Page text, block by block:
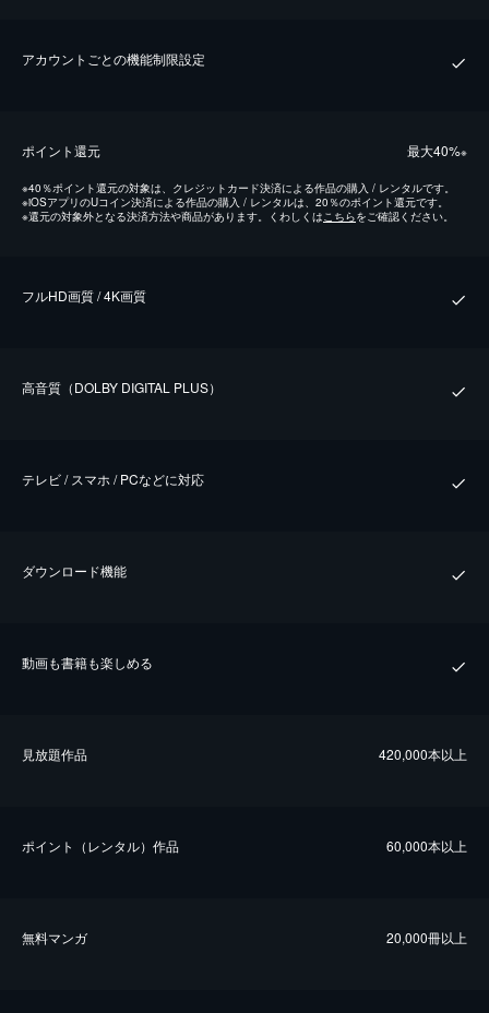
アカウントごとの機能制限設定
ポイント還元 最⼤40%※
※40％ポイント還元の対象は、クレジットカード決済による作品の購入 / レンタルです。
※iOSアプリのUコイン決済による作品の購入 / レンタルは、20％のポイント還元です。
※還元の対象外となる決済方法や商品があります。くわしくは こちらをご確認ください。
フルHD画質 / 4K画質
⾼⾳質（DOLBY DIGITAL PLUS）
テレビ / スマホ / PCなどに対応
ダウンロード機能
動画も書籍も楽しめる
⾒放題作品 420,000本以上
ポイント（レンタル）作品 60,000本以上
無料マンガ 20,000冊以上